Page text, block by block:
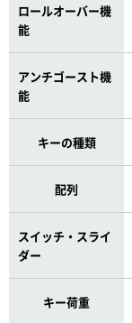
ロールオーバー機
能
アンチゴースト機
能
キーの種類
配列
スイッチ・スライ
ダー
キー荷重